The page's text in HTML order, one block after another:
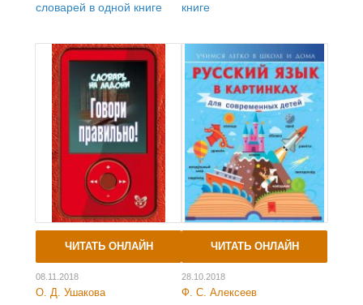
словарей в одной книге
книге
ЧИТАТЬ ОНЛАЙН
08.11.2018
О. Д. Ушакова
ЧИТАТЬ ОНЛАЙН
28.10.2018
Ф. С. Алексеев